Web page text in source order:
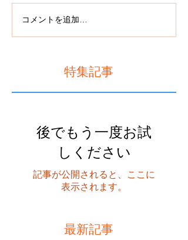
コメントを追加…
特集記事
後でもう一度お試
しください
記事が公開されると、ここに
表示されます。
最新記事